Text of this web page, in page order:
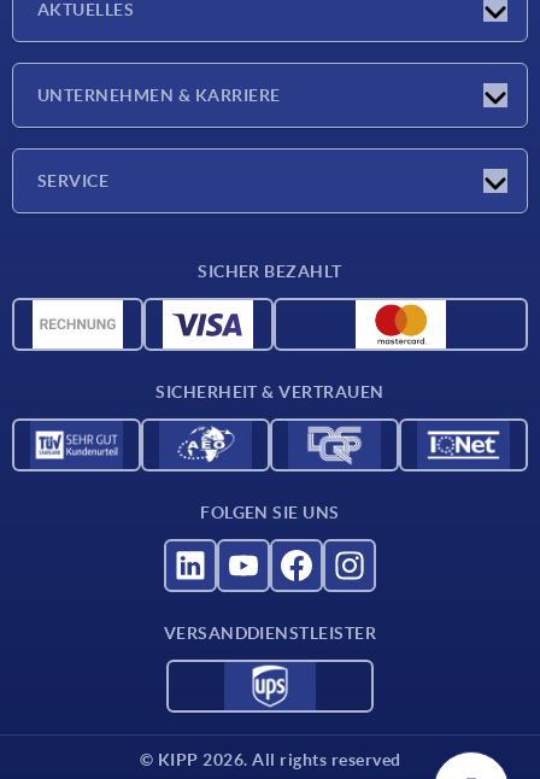
AKTUELLES
Presseberichte
UNTERNEHMEN & KARRIERE
SERVICE
Werkstoffübersicht
SICHER BEZAHLT
SICHERHEIT & VERTRAUEN
FOLGEN SIE UNS
VERSANDDIENSTLEISTER
© KIPP 2026. All rights reserved